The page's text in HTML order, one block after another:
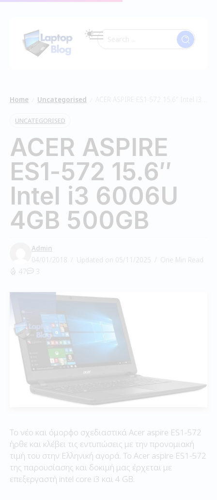
Home Uncategorised ACER ASPIRE ES1-572 15.6″ Intel i3 6006U 4GB 500GB
UNCATEGORISED
ACER ASPIRE
ES1-572 15.6″
Intel i3 6006U
4GB 500GB
Admin
04/01/2018
Updated on 05/11/2025
One Min Read
47
3
Το νέο και όμορφο σχεδιαστικά Acer aspire ES1-572
ήρθε και κλέβει τις εντυπώσεις με την προνομιακή
τιμή του στην Ελληνική αγορά. Το Acer aspire ES1-572
της παρουσίασης και δοκιμή μας έρχεται με
επεξεργαστή intel core i3 και 4 GB.